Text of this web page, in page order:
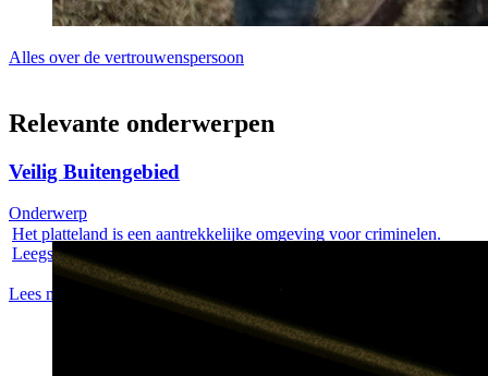
Alles over de vertrouwenspersoon
Relevante onderwerpen
Veilig Buitengebied
Het platteland is een aantrekkelijke omgeving voor criminelen.
Leegstaande...
Lees meer
Onderwerp